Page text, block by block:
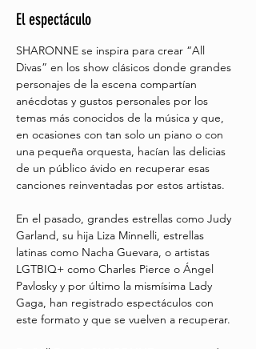
El espectáculo
SHARONNE se inspira para crear “All
Divas” en los show clásicos donde grandes
personajes de la escena compartían
anécdotas y gustos personales por los
temas más conocidos de la música y que,
en ocasiones con tan solo un piano o con
una pequeña orquesta, hacían las delicias
de un público ávido en recuperar esas
canciones reinventadas por estos artistas.
En el pasado, grandes estrellas como Judy
Garland, su hija Liza Minnelli, estrellas
latinas como Nacha Guevara, o artistas
LGTBIQ+ como Charles Pierce o Ángel
Pavlosky y por último la mismísima Lady
Gaga, han registrado espectáculos con
este formato y que se vuelven a recuperar.